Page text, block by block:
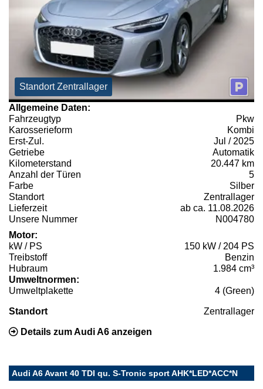
Standort Zentrallager
Allgemeine Daten:
Fahrzeugtyp
Pkw
Karosserieform
Kombi
Erst-Zul.
Jul / 2025
Getriebe
Automatik
Kilometerstand
20.447 km
Anzahl der Türen
5
Farbe
Silber
Standort
Zentrallager
Lieferzeit
ab ca. 11.08.2026
Unsere Nummer
N004780
Motor:
kW / PS
150 kW / 204 PS
Treibstoff
Benzin
Hubraum
1.984 cm³
Umweltnormen:
Umweltplakette
4 (Green)
Standort Zentrallager
Details zum Audi A6 anzeigen
Audi A6 Avant 40 TDI qu. S-Tronic sport AHK*LED*ACC*N